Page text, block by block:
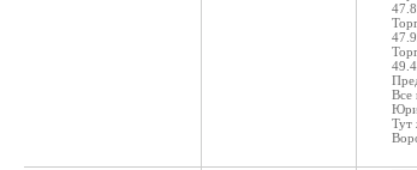
Все
Тут